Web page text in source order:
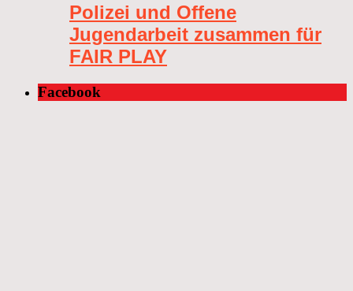
Polizei und Offene
Jugendarbeit zusammen für
FAIR PLAY
Facebook